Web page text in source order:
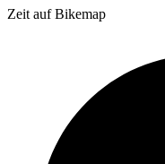
Zeit auf Bikemap